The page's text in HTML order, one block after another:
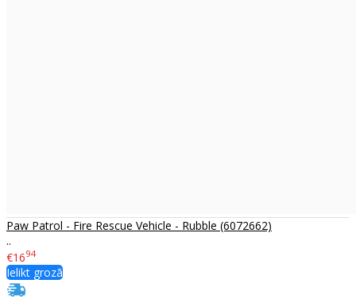
Paw Patrol - Fire Rescue Vehicle - Rubble (6072662)
..
€1694
Ielikt grozā